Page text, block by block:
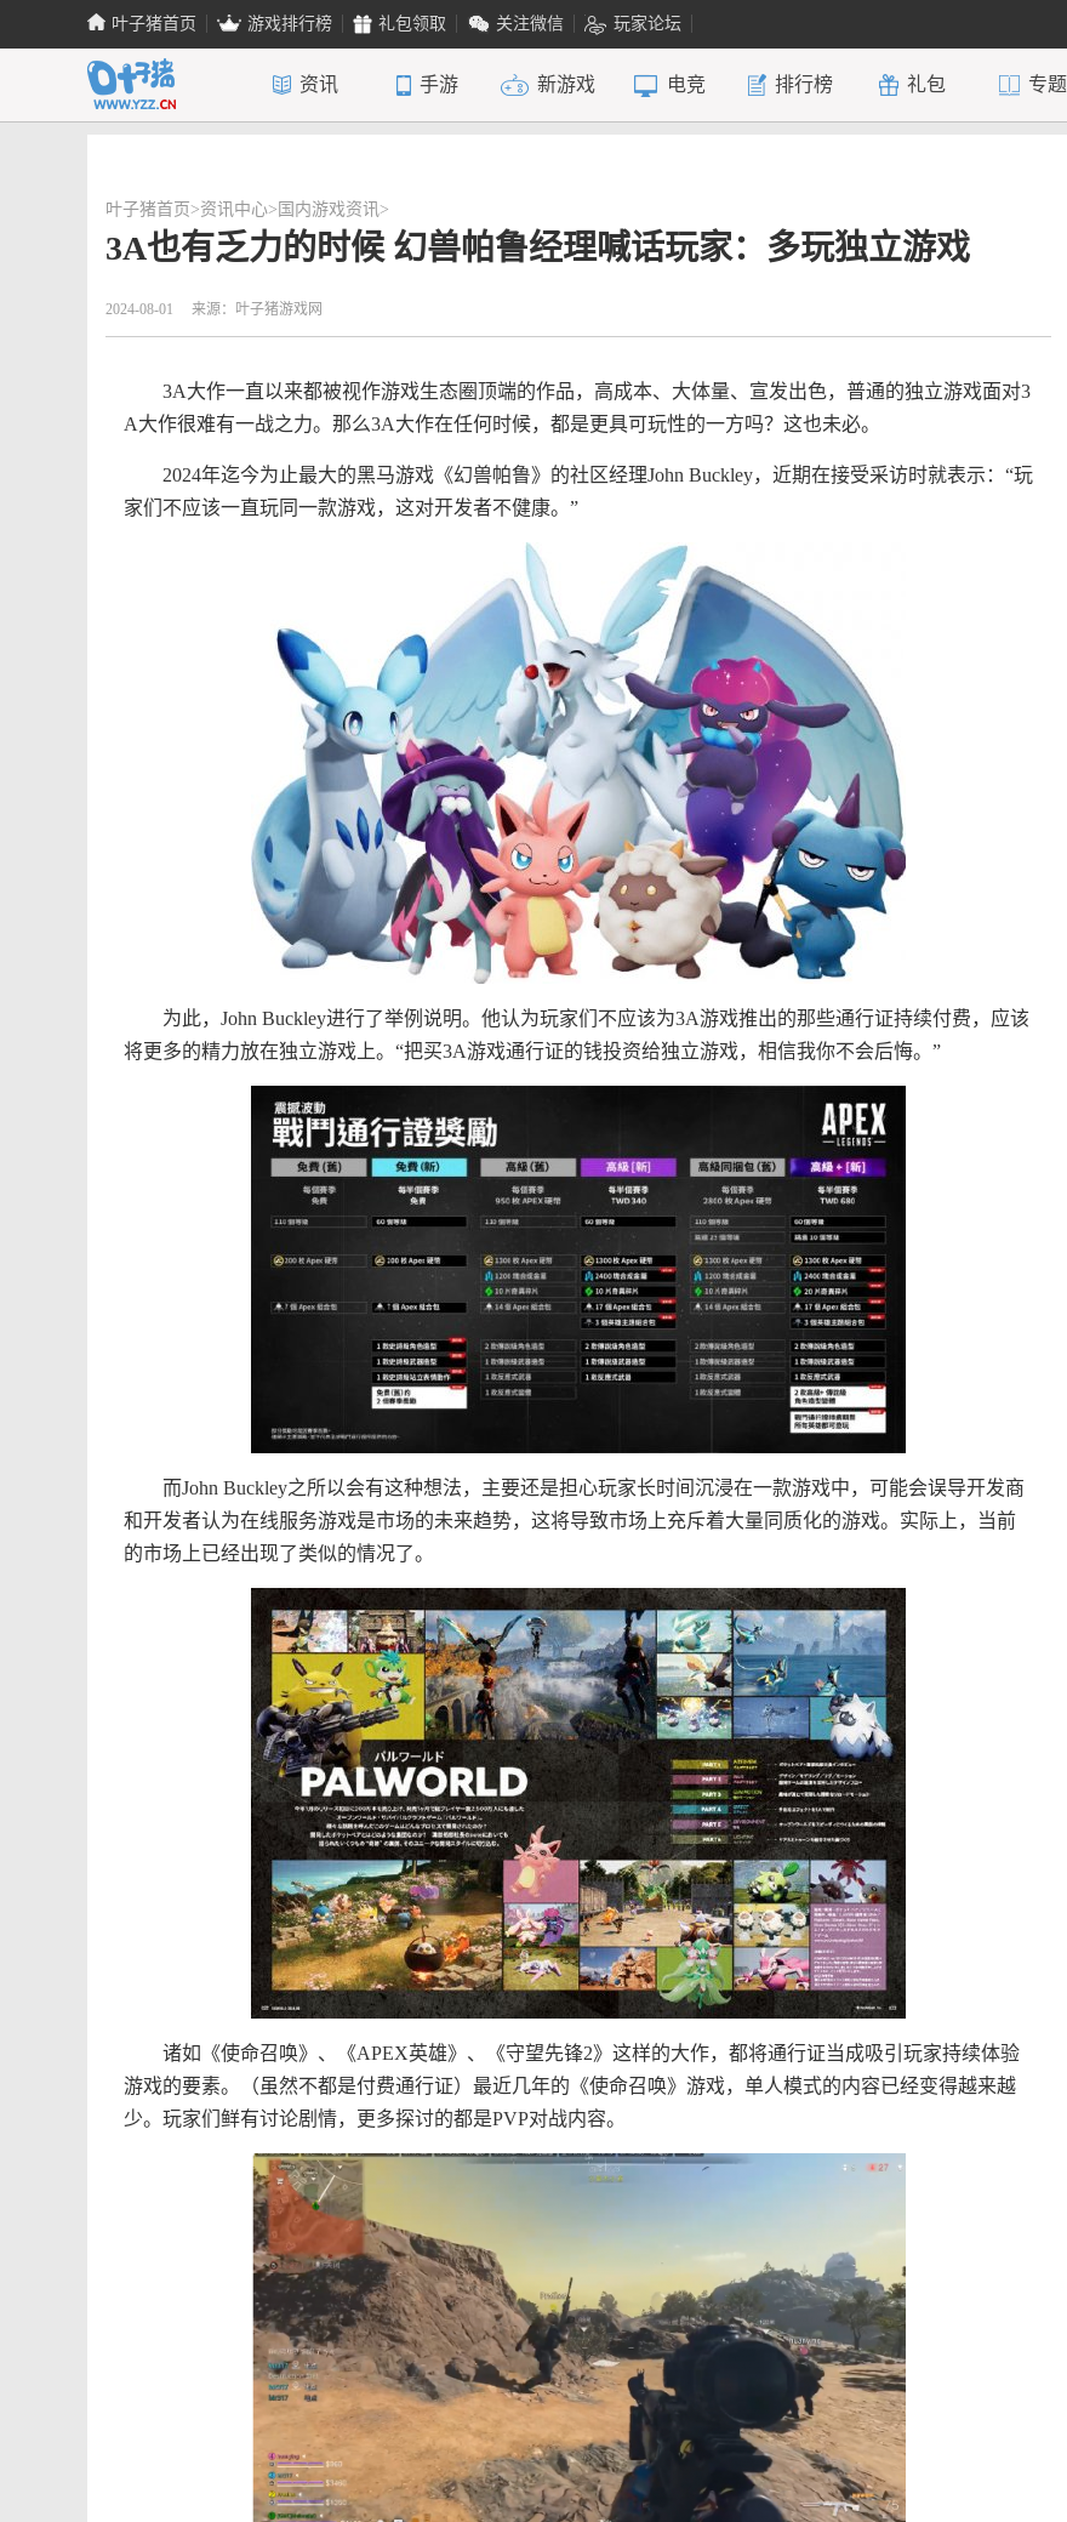
叶子猪首页 游戏排行榜 礼包领取 关注微信 玩家论坛
资讯 手游 新游戏 电竞 排行榜 礼包 专题
叶子猪首页 >资讯中心> 国内游戏资讯>
3A也有乏力的时候 幻兽帕鲁经理喊话玩家：多玩独立游戏
2024-08-01 来源：叶子猪游戏网
3A大作一直以来都被视作游戏生态圈顶端的作品，高成本、大体量、宣发出色，普通的独立游戏面对3
A大作很难有一战之力。那么3A大作在任何时候，都是更具可玩性的一方吗？这也未必。
2024年迄今为止最大的黑马游戏《幻兽帕鲁》的社区经理John Buckley，近期在接受采访时就表示：“玩
家们不应该一直玩同一款游戏，这对开发者不健康。”
为此，John Buckley进行了举例说明。他认为玩家们不应该为3A游戏推出的那些通行证持续付费，应该
将更多的精力放在独立游戏上。“把买3A游戏通行证的钱投资给独立游戏，相信我你不会后悔。”
而John Buckley之所以会有这种想法，主要还是担心玩家长时间沉浸在一款游戏中，可能会误导开发商
和开发者认为在线服务游戏是市场的未来趋势，这将导致市场上充斥着大量同质化的游戏。实际上，当前
的市场上已经出现了类似的情况了。
诸如《使命召唤》、《APEX英雄》、《守望先锋2》这样的大作，都将通行证当成吸引玩家持续体验
游戏的要素。（虽然不都是付费通行证）最近几年的《使命召唤》游戏，单人模式的内容已经变得越来越
少。玩家们鲜有讨论剧情，更多探讨的都是PVP对战内容。